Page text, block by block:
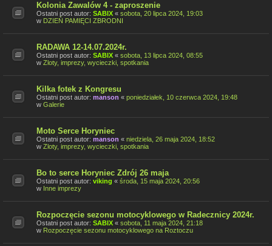
Kolonia Zawalów 4 - zaproszenie
Ostatni post autor: SABIX « sobota, 20 lipca 2024, 19:03
w DZIEŃ PAMIĘCI ZBRODNI
RADAWA 12-14.07.2024r.
Ostatni post autor: SABIX « sobota, 13 lipca 2024, 08:55
w Zloty, imprezy, wycieczki, spotkania
Kilka fotek z Kongresu
Ostatni post autor: manson « poniedziałek, 10 czerwca 2024, 19:48
w Galerie
Moto Serce Horyniec
Ostatni post autor: manson « niedziela, 26 maja 2024, 18:52
w Zloty, imprezy, wycieczki, spotkania
Bo to serce Horyniec Zdrój 26 maja
Ostatni post autor: viking « środa, 15 maja 2024, 20:56
w Inne imprezy
Rozpoczęcie sezonu motocyklowego w Radecznicy 2024r.
Ostatni post autor: SABIX « sobota, 11 maja 2024, 21:18
w Rozpoczęcie sezonu motocyklowego na Roztoczu